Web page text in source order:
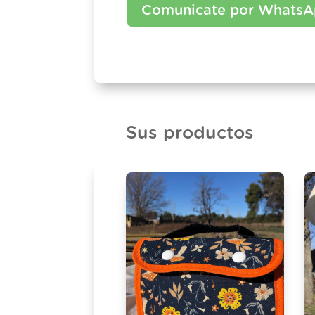
Comunicate por
Sus productos